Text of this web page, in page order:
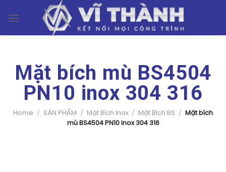
Mặt bích mù BS4504
PN10 inox 304 316
Home / SẢN PHẨM / Mặt Bích Inox / Mặt Bích BS /
Mặt bích
mù BS4504 PN10 inox 304 316